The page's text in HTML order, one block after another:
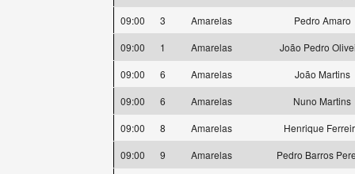
09:00
3 Amarelas
Pedro Amaro
09:00
1 Amarelas
João Pedro
09:00
6 Amarelas
João Martins
09:00
6 Amarelas
Nuno Martins
09:00
8 Amarelas
Henrique
09:00
9 Amarelas
Pedro Barros